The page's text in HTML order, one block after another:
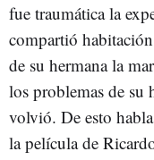
fue traumática la
compartió
de su hermana la
los problemas de
volvió. De esto
la película de